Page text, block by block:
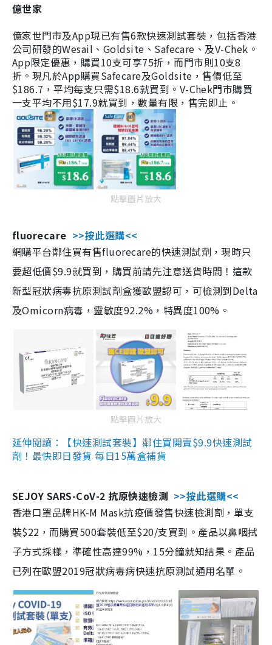
億世家
億家世門市及App現已有售6款快速測試套裝，包括香港
公司研發的Wesail、Goldsite、Safecare、及V-Chek。
App限定優惠，購買10支可享75折，而門市則10支8
折。現凡於App購買Safecare及Goldsite，售價低至
$186.7，平均每支只需$18.6就買到。V-Chek門市購買
一支平均不用$17.9就買到，數量有限，售完即止。
點擊圖片放大
fluorecare >>按此選購<<
網購平台鄰住買有售fluorecare的快速測試劑，現時只
要超低價$9.9就買到，購買前請先注意送貨時間！這款
新型冠狀病毒抗原測試劑盒獲歐盟認可，可檢測到Delta
及Omicorn病毒，靈敏度92.2%，特異度100%。
點擊圖片放大
延伸閱讀：【快速測試套裝】鄰住買開賣$9.9快速測試
劑！最快即日發貨 每日15萬盒補貨
SEJOY SARS-CoV-2 抗原快速檢測 >>按此選購<<
香港口罩品牌HK-M Mask抗疫價發售快速檢測劑，單支
裝$22，而購買500套裝低至$20/支買到。產品以鼻咽拭
子方式採樣，準確性高達99%，15分鐘就知結果。產品
已列在歐盟2019冠狀病毒病快速抗原測試通用名單。